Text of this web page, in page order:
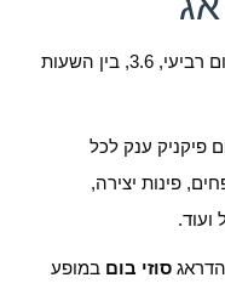
אירוע השיא של חודש הגאווה יתקיים ביום רביעי, 3.6, בין השעות
מתחם פיקניק ענק לכל
פינות יצירה,
ועוד.
סוזי בום במופע